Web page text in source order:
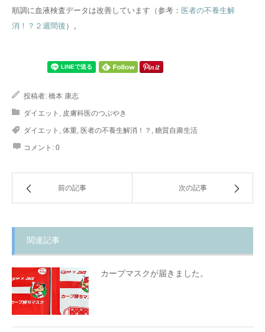
順調に血液検査データは改善しています（参考： 医者の不養生解
消！？２週間後 ）。
投稿者: 橋本 康志
ダイエット 皮膚科医のつぶやき
ダイエット 体重 医者の不養生解消！？ 糖質自粛生活
コメント: 0
前の記事 次の記事
関連記事
カープマスクが届きました。